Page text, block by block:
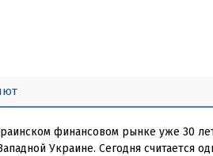
финансовом рынке уже 30
Украине. Сегодня считается